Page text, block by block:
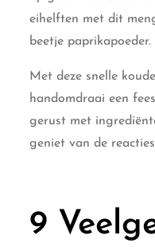
eihelften met dit
beetje paprikapoeder.
Met deze snelle
handomdraai een
gerust met
geniet van de
9